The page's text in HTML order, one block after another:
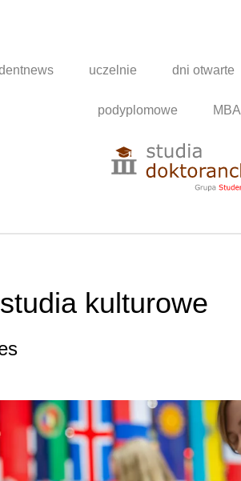
uczelnie dni otwarte
podyplomowe MBA
kulturowe